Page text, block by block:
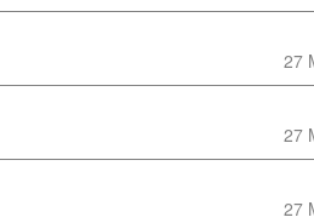
27
27
27